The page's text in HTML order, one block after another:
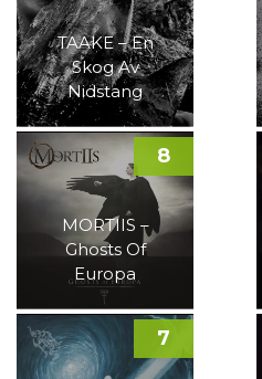
TAAKE – En
Skog Av
Nidstang
MORTIIS –
Ghosts Of
Europa
8
7